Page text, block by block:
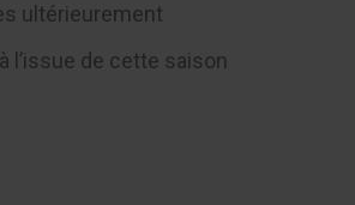
ultérieurement
de cette saison